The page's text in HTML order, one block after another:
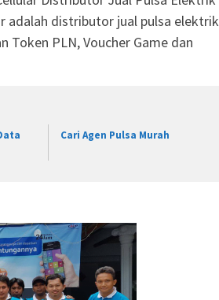
adalah distributor jual pulsa elektrik
Token PLN, Voucher Game dan
Cari Agen Pulsa Murah